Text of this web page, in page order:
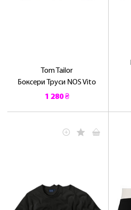
Tom Tailor
Боксери Труси NOS Vito
1 280 ₴